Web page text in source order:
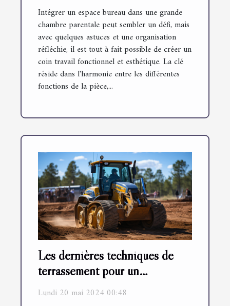
Intégrer un espace bureau dans une grande
chambre parentale peut sembler un défi, mais
avec quelques astuces et une organisation
réfléchie, il est tout à fait possible de créer un
coin travail fonctionnel et esthétique. La clé
réside dans l'harmonie entre les différentes
fonctions de la pièce,...
Les dernières techniques de
terrassement pour un
aménagement paysager optimal
Lundi 20 mai 2024 00:48